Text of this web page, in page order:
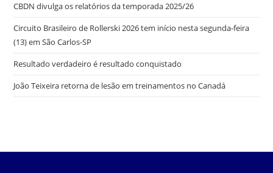
CBDN divulga os relatórios da temporada 2025/26
Circuito Brasileiro de Rollerski 2026 tem início nesta segunda-feira
(13) em São Carlos-SP
Resultado verdadeiro é resultado conquistado
João Teixeira retorna de lesão em treinamentos no Canadá